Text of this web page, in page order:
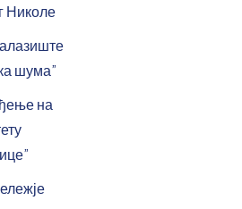
Николе
шума”
на